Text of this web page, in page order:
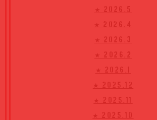
★ 2026.5
★ 2026.4
★ 2026.3
★ 2026.2
★ 2026.1
★ 2025.12
★ 2025.11
★ 2025.10